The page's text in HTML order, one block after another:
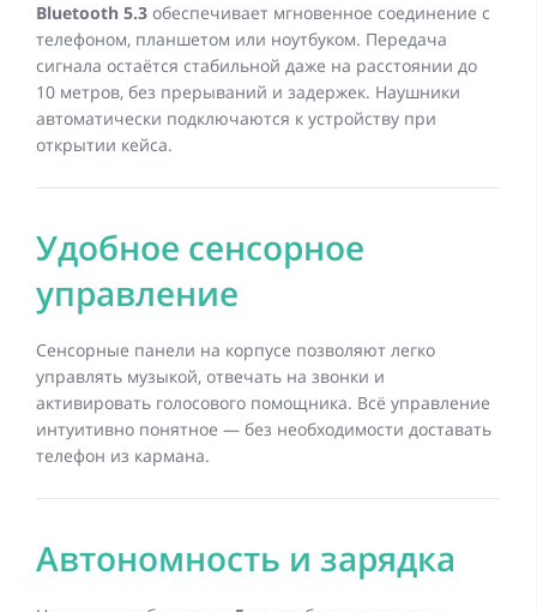
Bluetooth 5.3 обеспечивает мгновенное соединение с
телефоном, планшетом или ноутбуком. Передача
сигнала остаётся стабильной даже на расстоянии до
10 метров, без прерываний и задержек. Наушники
автоматически подключаются к устройству при
открытии кейса.
Удобное сенсорное
управление
Сенсорные панели на корпусе позволяют легко
управлять музыкой, отвечать на звонки и
активировать голосового помощника. Всё управление
интуитивно понятное — без необходимости доставать
телефон из кармана.
Автономность и зарядка